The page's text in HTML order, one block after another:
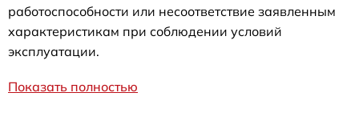
работоспособности или несоответствие заявленным
характеристикам при соблюдении условий
эксплуатации.
Показать полностью